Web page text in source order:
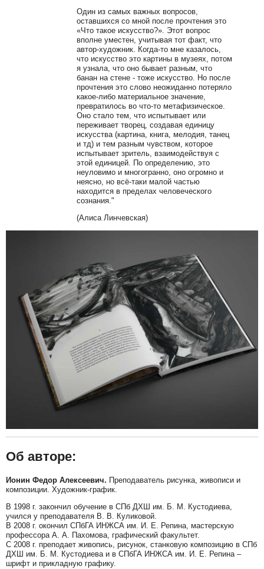
Один из самых важных вопросов,
оставшихся со мной после прочтения это
«Что такое искусство?». Этот вопрос
вполне уместен, учитывая тот факт, что
автор-художник. Когда-то мне казалось,
что искусство это картины в музеях, потом
я узнала, что оно бывает разным, что
банан на стене - тоже искусство. Но после
прочтения это слово неожиданно потеряло
какое-либо материальное значение,
превратилось во что-то метафизическое.
Оно стало тем, что испытывает или
переживает творец, создавая единицу
искусства (картина, книга, мелодия, танец
и тд) и тем разным чувством, которое
испытывает зритель, взаимодействуя с
этой единицей. По определению, это
неуловимо и многогранно, оно огромно и
неясно, но всё-таки малой частью
находится в пределах человеческого
сознания."
(Алиса Линчевская)
Об авторе:
Ионин Федор Алексеевич. Преподаватель рисунка, живописи и
композиции. Художник-график.
В 1998 г. закончил обучение в СПб ДХШ им. Б. М. Кустодиева,
учился у преподавателя В. В. Куликовой.
В 2008 г. окончил СПбГА ИНЖСА им. И. Е. Репина, мастерскую
профессора А. А. Пахомова, графический факультет.
С 2008 г. преподает живопись, рисунок, станковую композицию в СПб
ДХШ им. Б. М. Кустодиева и в СПбГА ИНЖСА им. И. Е. Репина –
шрифт и прикладную графику.